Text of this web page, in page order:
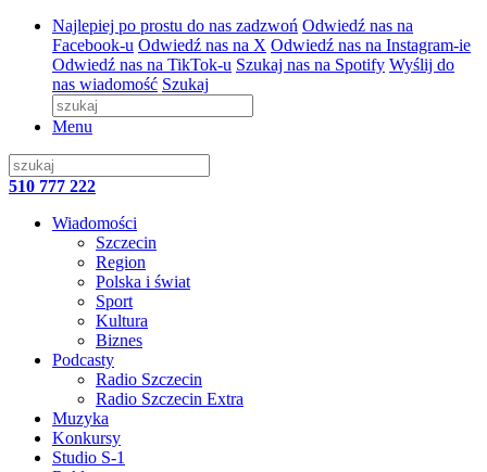
Najlepiej po prostu do nas zadzwoń Odwiedź nas na
Facebook-u Odwiedź nas na X Odwiedź nas na Instagram-ie
Odwiedź nas na TikTok-u Szukaj nas na Spotify Wyślij do
nas wiadomość Szukaj
Menu
510 777 222
Wiadomości
Szczecin
Region
Polska i świat
Sport
Kultura
Biznes
Podcasty
Radio Szczecin
Radio Szczecin Extra
Muzyka
Konkursy
Studio S-1